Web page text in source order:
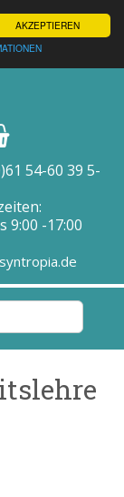
AKZEPTIEREN
54-60 39 5-
9:00 -17:00